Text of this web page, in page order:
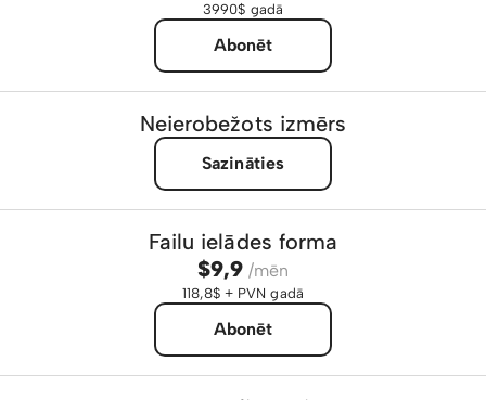
3990$ gadā
Abonēt
Neierobežots izmērs
Sazināties
Failu ielādes forma
$9,9 /mēn
118,8$ + PVN gadā
Abonēt